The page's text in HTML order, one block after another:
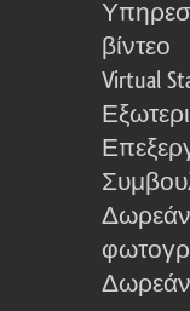
βίντεο
Virtual
Δωρεάν
Δωρεάν